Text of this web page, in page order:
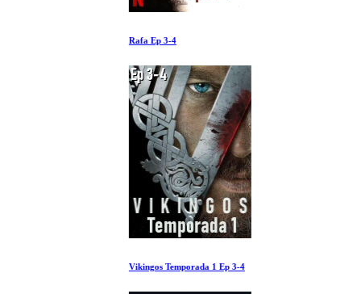
Vikingos Temporada 1 Ep 3-4